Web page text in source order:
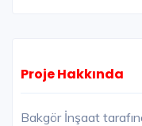
Proje Hakkında
Bakgör İnşaat